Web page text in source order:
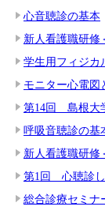
心音聴診の基本
新人看護職研修
学生用フィジカ
モニター心電図
第14回 島根大
呼吸音聴診の基
新人看護職研修
第1回 心聴診
総合診療セミ